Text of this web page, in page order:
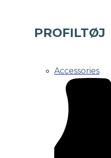
PROFILTØJ
Accessories